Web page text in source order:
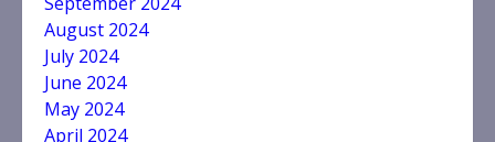
August 2024
July 2024
June 2024
May 2024
April 2024